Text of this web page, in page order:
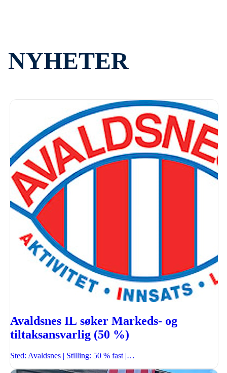
NYHETER
Avaldsnes IL søker Markeds- og
tiltaksansvarlig (50 %)
Sted: Avaldsnes | Stilling: 50 % fast |…